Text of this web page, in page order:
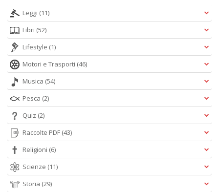
Leggi (11)
Libri (52)
Lifestyle (1)
Motori e Trasporti (46)
Musica (54)
Pesca (2)
Quiz (2)
Raccolte PDF (43)
Religioni (6)
Scienze (11)
Storia (29)